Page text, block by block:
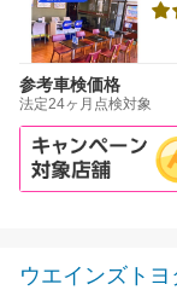
参考車検価格
法定24ヶ月点検対象
ウエインズト